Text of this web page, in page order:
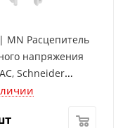
MN Расцепитель
напряжения
Schneider